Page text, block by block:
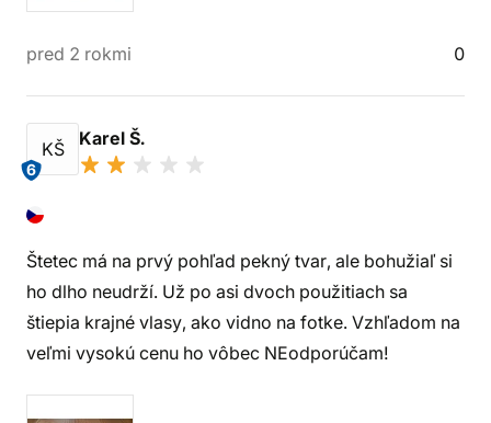
pred 2 rokmi 0
KŠ
6
Karel Š.
Štetec má na prvý pohľad pekný tvar, ale bohužiaľ si
ho dlho neudrží. Už po asi dvoch použitiach sa
štiepia krajné vlasy, ako vidno na fotke. Vzhľadom na
veľmi vysokú cenu ho vôbec NEodporúčam!